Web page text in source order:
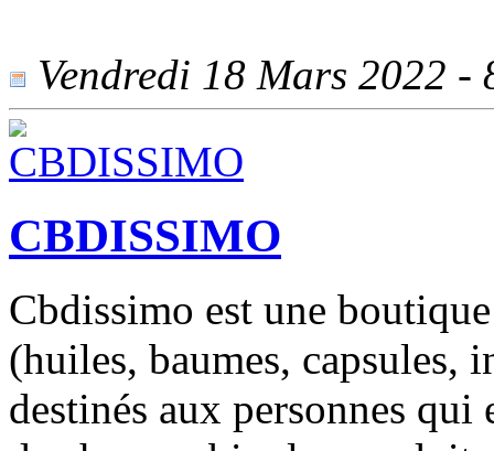
Vendredi 18 Mars 2022 -
CBDISSIMO
Cbdissimo est une
(huiles, baumes, capsules,
destinés aux personnes